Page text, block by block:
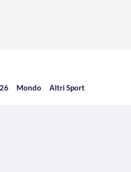
Mondo Altri Sport